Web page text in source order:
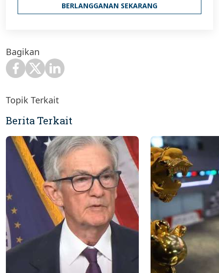
BERLANGGANAN SEKARANG
Bagikan
Topik Terkait
Berita Terkait